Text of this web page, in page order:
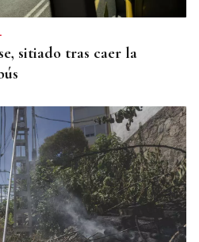
sitiado tras caer la